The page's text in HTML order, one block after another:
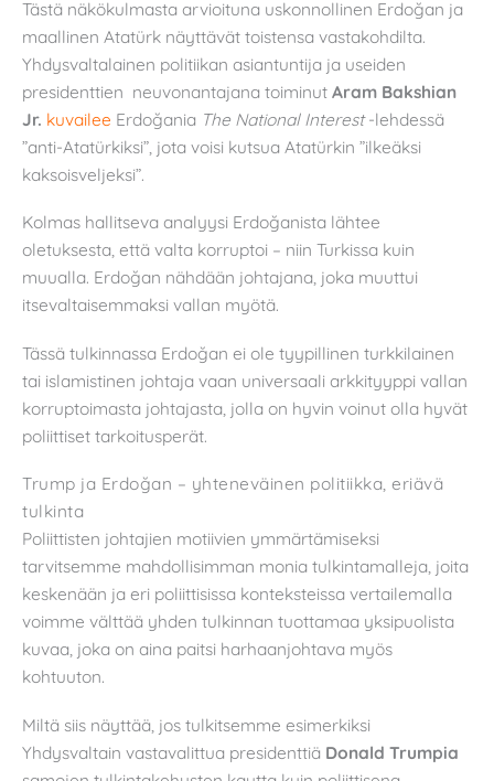
Tästä näkökulmasta arvioituna uskonnollinen Erdoğan ja
maallinen Atatürk näyttävät toistensa vastakohdilta.
Yhdysvaltalainen politiikan asiantuntija ja useiden
presidenttien neuvonantajana toiminut Aram Bakshian
Jr. kuvailee Erdoğania The National Interest-lehdessä
”anti-Atatürkiksi”, jota voisi kutsua Atatürkin ”ilkeäksi
kaksoisveljeksi”.
Kolmas hallitseva analyysi Erdoğanista lähtee
oletuksesta, että valta korruptoi – niin Turkissa kuin
muualla. Erdoğan nähdään johtajana, joka muuttui
itsevaltaisemmaksi vallan myötä.
Tässä tulkinnassa Erdoğan ei ole tyypillinen turkkilainen
tai islamistinen johtaja vaan universaali arkkityyppi vallan
korruptoimasta johtajasta, jolla on hyvin voinut olla hyvät
poliittiset tarkoitusperät.
Trump ja Erdoğan – yhteneväinen politiikka, eriävä
tulkinta
Poliittisten johtajien motiivien ymmärtämiseksi
tarvitsemme mahdollisimman monia tulkintamalleja, joita
keskenään ja eri poliittisissa konteksteissa vertailemalla
voimme välttää yhden tulkinnan tuottamaa yksipuolista
kuvaa, joka on aina paitsi harhaanjohtava myös
kohtuuton.
Miltä siis näyttää, jos tulkitsemme esimerkiksi
Yhdysvaltain vastavalittua presidenttiä Donald Trumpia